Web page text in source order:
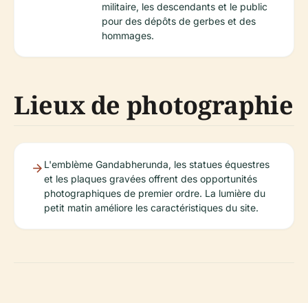
militaire, les descendants et le public
pour des dépôts de gerbes et des
hommages.
Lieux de photographie
L'emblème Gandabherunda, les statues équestres
et les plaques gravées offrent des opportunités
photographiques de premier ordre. La lumière du
petit matin améliore les caractéristiques du site.